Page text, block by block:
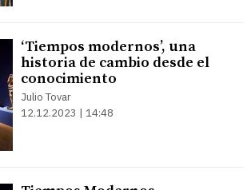
‘Tiempos modernos’, una
historia de cambio desde el
conocimiento
Julio Tovar
12.12.2023 | 14:48